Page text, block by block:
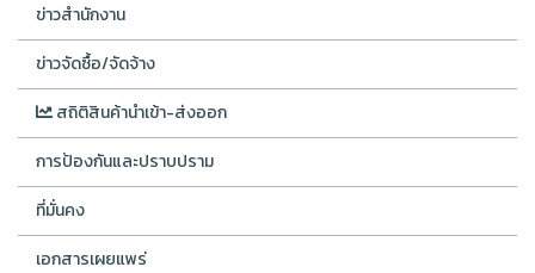
ข่าวสำนักงาน
ข่าวจัดซื้อ/จัดจ้าง
สถิติสินค้านำเข้า-ส่งออก
การป้องกันและปราบปราม
ที่มั่นคง
เอกสารเผยแพร่